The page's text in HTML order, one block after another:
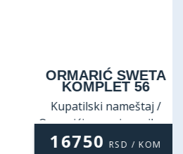
ORMARIĆ SWETA
KOMPLET 56
Kupatilski nameštaj /
Ormarići sa umivaonikom
16750 RSD / KOM